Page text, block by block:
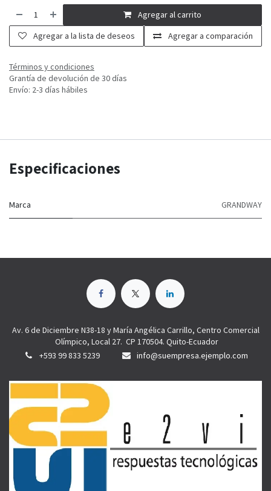
Agregar al carrito
Agregar a comparación
Agregar a la lista de deseos
Términos y condiciones
Grantía de devolución de 30 días
Envío: 2-3 días hábiles
Especificaciones
Marca GRANDWAY
Av. 6 de Diciembre N38-18 y María Angélica Carrillo, Centro Comercial
Olímpico, Local 27. CP 170504. Quito-Ecuador
+593 99 833 5239
info@suempresa.ejemplo.com